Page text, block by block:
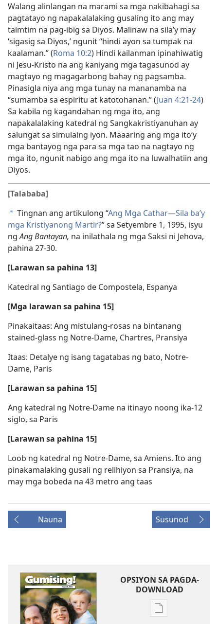
Walang alinlangan na marami sa mga nakibahagi sa
pagtatayo ng napakalalaking gusaling ito ang may
taimtim na pag-ibig sa Diyos. Malinaw na sila’y may
‘sigasig sa Diyos,’ ngunit “hindi ayon sa tumpak na
kaalaman.” (Roma 10:2) Hindi kailanman ipinahiwatig
ni Jesu-Kristo na ang kaniyang mga tagasunod ay
magtayo ng magagarbong bahay ng pagsamba.
Pinasigla niya ang mga tunay na mananamba na
“sumamba sa espiritu at katotohanan.” (Juan 4:21-24)
Sa kabila ng kagandahan ng mga ito, ang
napakalalaking katedral ng Sangkakristiyanuhan ay
salungat sa simulaing iyon. Maaaring ang mga ito’y
mga bantayog nga para sa mga tao na nagtayo ng
mga ito, ngunit nabigo ang mga ito na luwalhatiin ang
Diyos.
[Talababa]
a Tingnan ang artikulong “Ang Mga Cathar​—Sila ba’y
mga Kristiyanong Martir?” sa Setyembre 1, 1995, isyu
ngAng Bantayan, na inilathala ng mga Saksi ni Jehova,
pahina 27-30.
[Larawan sa pahina 13]
Katedral ng Santiago de Compostela, Espanya
[Mga larawan sa pahina 15]
Pinakaitaas: Ang mistulang-rosas na bintanang
stained-glass ng Notre-Dame, Chartres, Pransiya
Itaas: Detalye ng isang tagatabas ng bato, Notre-
Dame, Paris
[Larawan sa pahina 15]
Ang katedral ng Notre-Dame na itinayo noong ika-12
siglo, sa Paris
[Larawan sa pahina 15]
Loob ng katedral ng Notre-Dame, sa Amiens. Ito ang
pinakamalaking gusali ng relihiyon sa Pransiya, na
may mga bobeda na 43 metro ang taas
Nauna Susunod
OPSIYON SA PAGDA-
DOWNLOAD
Opsiyon